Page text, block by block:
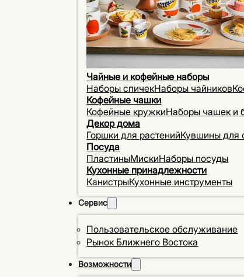
Чайные и кофейные наборы
Наборы спичекНаборы чайников
Кофейные чашки
Кофейные кружкиНаборы чашек и
Декор дома
Горшки для растенийКувшины для
Посуда
ПластиныМискиНаборы посуды
Кухонные принадлежности
КанистрыКухонные инструменты
Сервис
Пользовательское обслуживание
Рынок Ближнего Востока
Возможности